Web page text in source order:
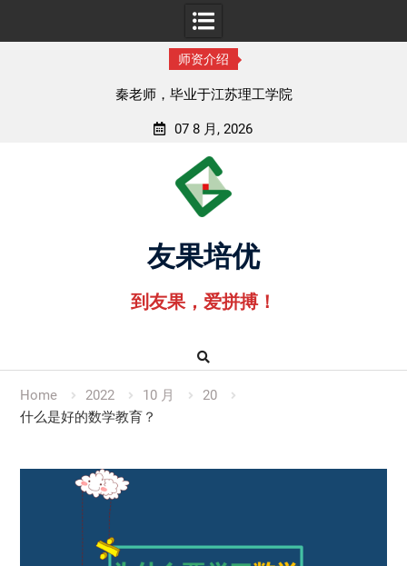
师资介绍
秦老师，毕业于江苏理工学院
07 8 月, 2026
友果培优
到友果，爱拼搏！
Home 2022 10 月
20
什么是好的数学教育？